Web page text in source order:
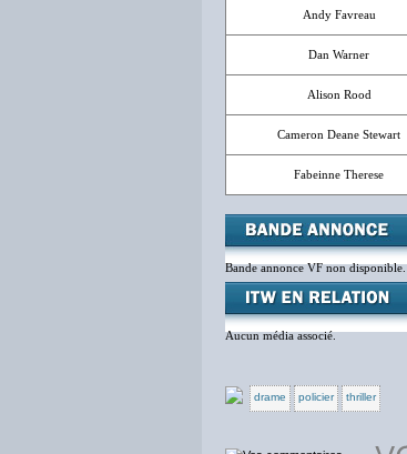
Andy Favreau
Dan Warner
Alison Rood
Cameron Deane Stewart
Fabeinne Therese
Bande annonce VF non disponible.
Aucun média associé.
drame policier thriller